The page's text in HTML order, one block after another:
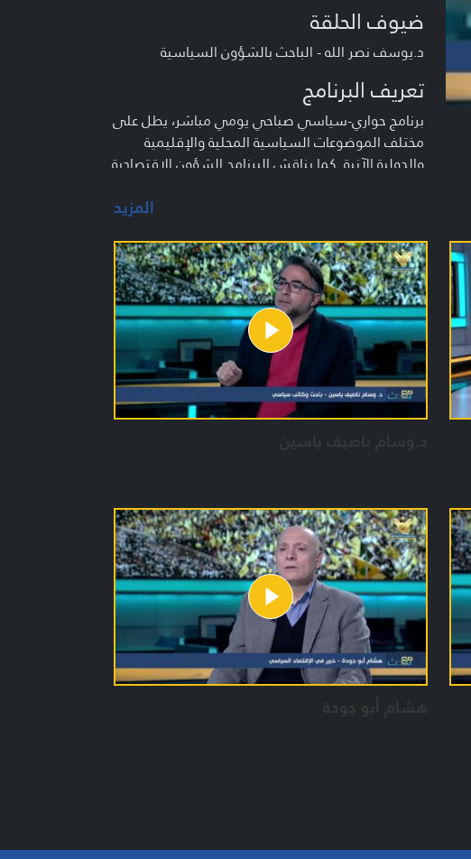
ضيوف الحلقة
د.يوسف نصر الله - الباحث بالشؤون السياسية
تعريف البرنامج
برنامج حواري-سياسي صباحي يومي مباشر، يطل على
مختلف الموضوعات السياسية المحلية والإقليمية
والدولية الآنية. كما يناقش البرنامج الشؤون الاقتصادية
تقديم :
محمّد شري - علي قصير- محمّد قازان - منى طحيني -
سهيل دياب - أحمد ياسين
فريق العمل :
حسين حيدر
زياد جعفر
ذوالفقار شمص
المزيد
د.وسام ناصيف ياسين
هشام أبو جودة